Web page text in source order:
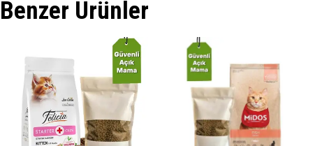
Benzer Ürünler